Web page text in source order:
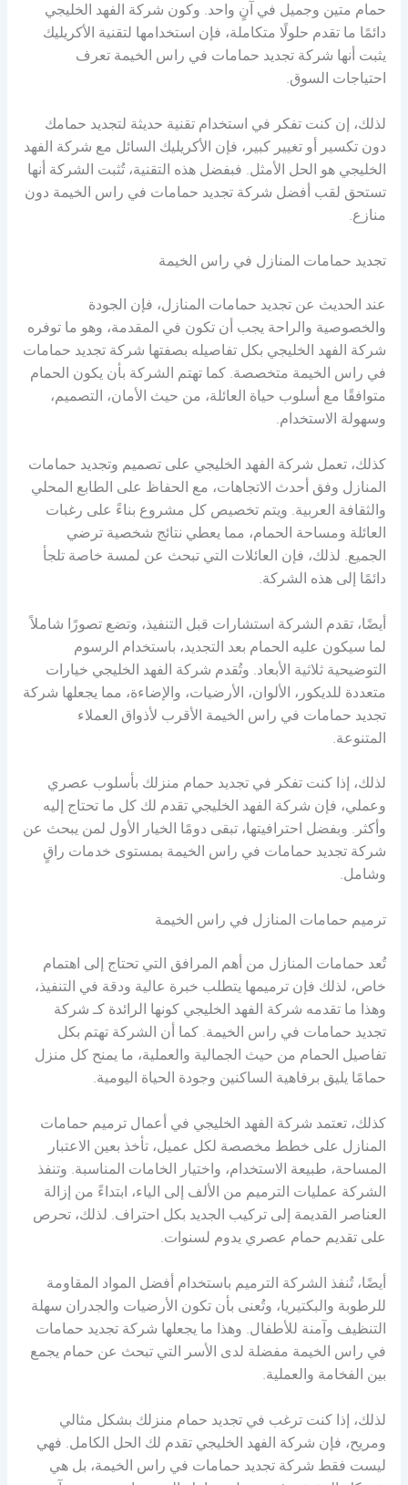
حمام متين وجميل في آنٍ واحد. وكون شركة الفهد الخليجي
دائمًا ما تقدم حلولًا متكاملة، فإن استخدامها لتقنية الأكريليك
يثبت أنها شركة تجديد حمامات في راس الخيمة تعرف
احتياجات السوق.
لذلك، إن كنت تفكر في استخدام تقنية حديثة لتجديد حمامك
دون تكسير أو تغيير كبير، فإن الأكريليك السائل مع شركة الفهد
الخليجي هو الحل الأمثل. فبفضل هذه التقنية، تُثبت الشركة أنها
تستحق لقب أفضل شركة تجديد حمامات في راس الخيمة دون
منازع.
تجديد حمامات المنازل في راس الخيمة
عند الحديث عن تجديد حمامات المنازل، فإن الجودة
والخصوصية والراحة يجب أن تكون في المقدمة، وهو ما توفره
شركة الفهد الخليجي بكل تفاصيله بصفتها شركة تجديد حمامات
في راس الخيمة متخصصة. كما تهتم الشركة بأن يكون الحمام
متوافقًا مع أسلوب حياة العائلة، من حيث الأمان، التصميم،
وسهولة الاستخدام.
كذلك، تعمل شركة الفهد الخليجي على تصميم وتجديد حمامات
المنازل وفق أحدث الاتجاهات، مع الحفاظ على الطابع المحلي
والثقافة العربية. ويتم تخصيص كل مشروع بناءً على رغبات
العائلة ومساحة الحمام، مما يعطي نتائج شخصية ترضي
الجميع. لذلك، فإن العائلات التي تبحث عن لمسة خاصة تلجأ
دائمًا إلى هذه الشركة.
أيضًا، تقدم الشركة استشارات قبل التنفيذ، وتضع تصورًا شاملاً
لما سيكون عليه الحمام بعد التجديد، باستخدام الرسوم
التوضيحية ثلاثية الأبعاد. وتُقدم شركة الفهد الخليجي خيارات
متعددة للديكور، الألوان، الأرضيات، والإضاءة، مما يجعلها شركة
تجديد حمامات في راس الخيمة الأقرب لأذواق العملاء
المتنوعة.
لذلك، إذا كنت تفكر في تجديد حمام منزلك بأسلوب عصري
وعملي، فإن شركة الفهد الخليجي تقدم لك كل ما تحتاج إليه
وأكثر. وبفضل احترافيتها، تبقى دومًا الخيار الأول لمن يبحث عن
شركة تجديد حمامات في راس الخيمة بمستوى خدمات راقٍ
وشامل.
ترميم حمامات المنازل في راس الخيمة
تُعد حمامات المنازل من أهم المرافق التي تحتاج إلى اهتمام
خاص، لذلك فإن ترميمها يتطلب خبرة عالية ودقة في التنفيذ،
وهذا ما تقدمه شركة الفهد الخليجي كونها الرائدة كـ شركة
تجديد حمامات في راس الخيمة. كما أن الشركة تهتم بكل
تفاصيل الحمام من حيث الجمالية والعملية، ما يمنح كل منزل
حمامًا يليق برفاهية الساكنين وجودة الحياة اليومية.
كذلك، تعتمد شركة الفهد الخليجي في أعمال ترميم حمامات
المنازل على خطط مخصصة لكل عميل، تأخذ بعين الاعتبار
المساحة، طبيعة الاستخدام، واختيار الخامات المناسبة. وتنفذ
الشركة عمليات الترميم من الألف إلى الياء، ابتداءً من إزالة
العناصر القديمة إلى تركيب الجديد بكل احتراف. لذلك، تحرص
على تقديم حمام عصري يدوم لسنوات.
أيضًا، تُنفذ الشركة الترميم باستخدام أفضل المواد المقاومة
للرطوبة والبكتيريا، وتُعنى بأن تكون الأرضيات والجدران سهلة
التنظيف وآمنة للأطفال. وهذا ما يجعلها شركة تجديد حمامات
في راس الخيمة مفضلة لدى الأسر التي تبحث عن حمام يجمع
بين الفخامة والعملية.
لذلك، إذا كنت ترغب في تجديد حمام منزلك بشكل مثالي
ومريح، فإن شركة الفهد الخليجي تقدم لك الحل الكامل. فهي
ليست فقط شركة تجديد حمامات في راس الخيمة، بل هي